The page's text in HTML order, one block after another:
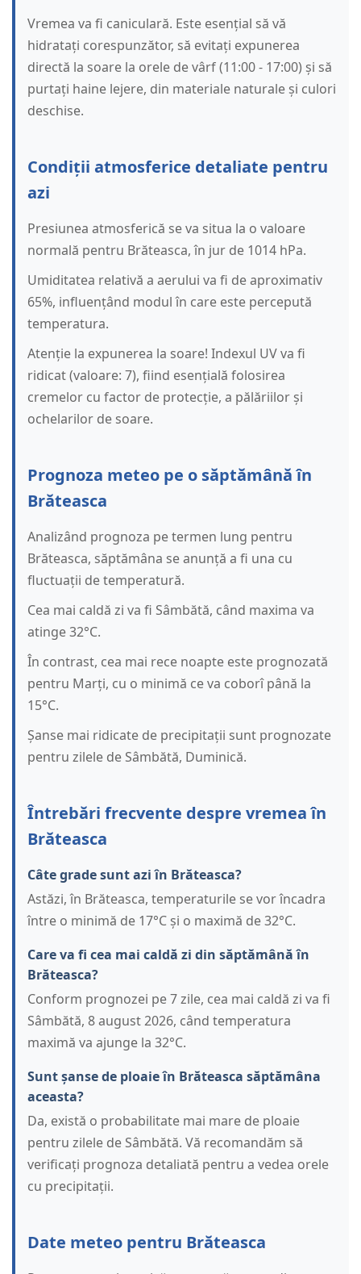
Vremea va fi caniculară. Este esențial să vă
hidratați corespunzător, să evitați expunerea
directă la soare la orele de vârf (11:00 - 17:00) și să
purtați haine lejere, din materiale naturale și culori
deschise.
Condiții atmosferice detaliate pentru
azi
Presiunea atmosferică se va situa la o valoare
normală pentru Brăteasca, în jur de 1014 hPa.
Umiditatea relativă a aerului va fi de aproximativ
65%, influențând modul în care este percepută
temperatura.
Atenție la expunerea la soare! Indexul UV va fi
ridicat (valoare: 7), fiind esențială folosirea
cremelor cu factor de protecție, a pălăriilor și
ochelarilor de soare.
Prognoza meteo pe o săptămână în
Brăteasca
Analizând prognoza pe termen lung pentru
Brăteasca, săptămâna se anunță a fi una cu
fluctuații de temperatură.
Cea mai caldă zi va fi Sâmbătă, când maxima va
atinge 32°C.
În contrast, cea mai rece noapte este prognozată
pentru Marți, cu o minimă ce va coborî până la
15°C.
Șanse mai ridicate de precipitații sunt prognozate
pentru zilele de Sâmbătă, Duminică.
Întrebări frecvente despre vremea în
Brăteasca
Câte grade sunt azi în Brăteasca?
Astăzi, în Brăteasca, temperaturile se vor încadra
între o minimă de 17°C și o maximă de 32°C.
Care va fi cea mai caldă zi din săptămână în
Brăteasca?
Conform prognozei pe 7 zile, cea mai caldă zi va fi
Sâmbătă, 8 august 2026, când temperatura
maximă va ajunge la 32°C.
Sunt șanse de ploaie în Brăteasca săptămâna
aceasta?
Da, există o probabilitate mai mare de ploaie
pentru zilele de Sâmbătă. Vă recomandăm să
verificați prognoza detaliată pentru a vedea orele
cu precipitații.
Date meteo pentru Brăteasca